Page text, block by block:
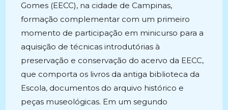
Gomes (EECC), na cidade de Campinas,
formação complementar com um primeiro
momento de participação em minicurso para a
aquisição de técnicas introdutórias à
preservação e conservação do acervo da EECC,
que comporta os livros da antiga biblioteca da
Escola, documentos do arquivo histórico e
peças museológicas. Em um segundo